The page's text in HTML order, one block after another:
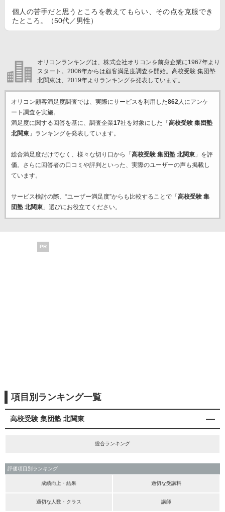
個人の苦手だと思うところを教えてもらい、その点を克服でき
たところ。（50代／男性）
オリコンランキングは、株式会社オリコンを前身企業に1967年より
スタート。2006年からは顧客満足度調査を開始。高校受験 集団塾
北関東は、2019年よりランキングを発表しています。
オリコン顧客満足度調査では、実際にサービスを利用した862人にアンケ
ート調査を実施。
満足度に関する回答を基に、調査企業17社を対象にした「 高校受験 集団塾
北関東」ランキングを発表しています。
総合満足度だけでなく、様々な切り口から「 高校受験 集団塾 北関東」を評
価。さらに回答者の口コミや評判といった、実際のユーザーの声も掲載し
ています。
サービス検討の際、“ユーザー満足度”からも比較することで「 高校受験 集
団塾 北関東」選びにお役立てください。
PR
項目別ランキング一覧
高校受験 集団塾 北関東
総合ランキング
評価項目別ランキング
成績向上・結果 適切な受講料
適切な人数・クラス 講師